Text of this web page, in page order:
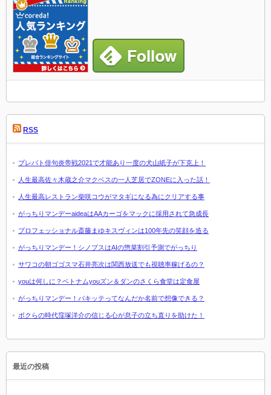
RSS
プレバト俳句炎帝戦2021で才能あり一度の犬山紙子が下克上！
人生最高佐々木蔵之介マクベスの一人芝居でZONEに入った話！
人生最高レストラン柴咲コウがマタギになる為にクリアする事
がっちりマンデーaideaはAAカーゴをマックに採用されて急成長
プロフェッショナル斎藤まゆキスヴィンは100年先の笑顔を造る
がっちりマンデー！シノプスはAIの惣菜割引予測でがっちり
サワコの朝ゴゴスマ石井亮次は関西放送でも視聴率稼げるの？
youは何しに？ベトナムyouズン＆ダンのさくら食堂は定食屋
がっちりマンデー！パキッテってなんだか名前で想像できる？
ボクらの時代窪塚洋介の信じる心が息子の立ち直りを助けた！
最近の投稿